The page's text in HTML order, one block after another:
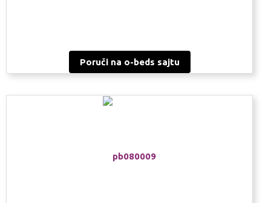
Poruči na o-beds sajtu